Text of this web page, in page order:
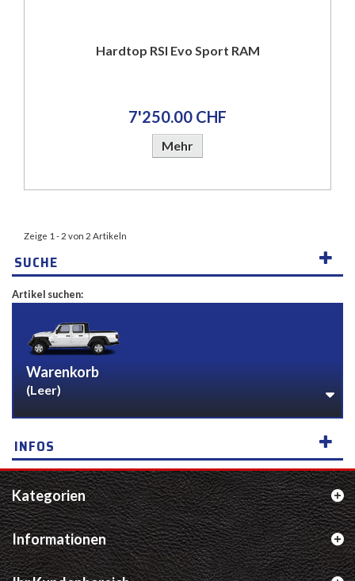
Hardtop RSI Evo Sport RAM
7'250.00 CHF
Mehr
Zeige 1 - 2 von 2 Artikeln
SUCHE
Artikel suchen:
Warenkorb
(Leer)
INFOS
Kategorien
Informationen